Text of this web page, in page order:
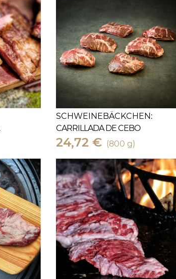
SCHWEINEBÄCKCHEN:
CARRILLADA DE CEBO
24,72 € (800 g)